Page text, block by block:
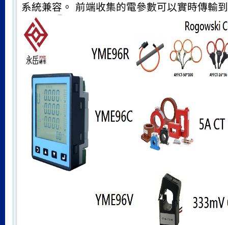
系統兼容。 前端收集的電參數可以實時傳輸